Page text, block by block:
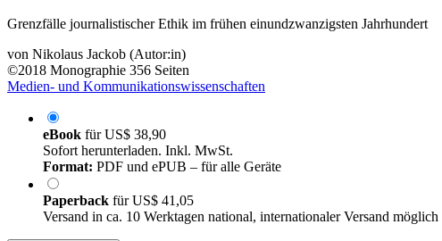
Grenzfälle journalistischer Ethik im frühen einundzwanzigsten Jahrhundert
von Nikolaus Jackob (Autor:in)
©2018 Monographie 356 Seiten
Medien- und Kommunikationswissenschaften
eBook fürUS$ 38,90
Sofort herunterladen. Inkl. MwSt.
Format: PDF und ePUB – für alle Geräte
Paperback fürUS$ 41,05
Versand in ca. 10 Werktagen national, internationaler Versand möglich